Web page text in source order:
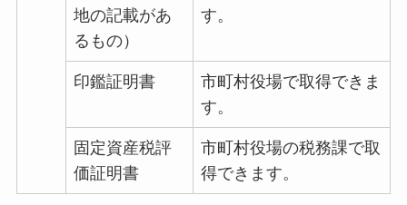
地の記載があ
るもの）
す。
印鑑証明書
市町村役場で取得できま
す。
固定資産税評
価証明書
市町村役場の税務課で取
得できます。